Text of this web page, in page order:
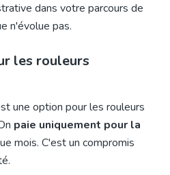
dans votre parcours de
n'évolue pas.
les rouleurs
une option pour les rouleurs
paie uniquement pour la
mois. C'est un compromis